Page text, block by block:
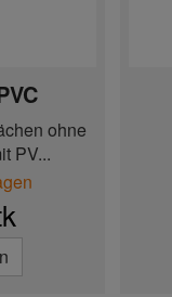
ohne
PV...